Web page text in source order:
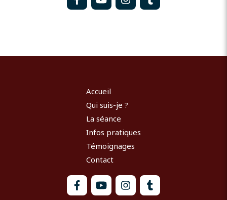
Accueil
Qui suis-je ?
La séance
Infos pratiques
Témoignages
Contact